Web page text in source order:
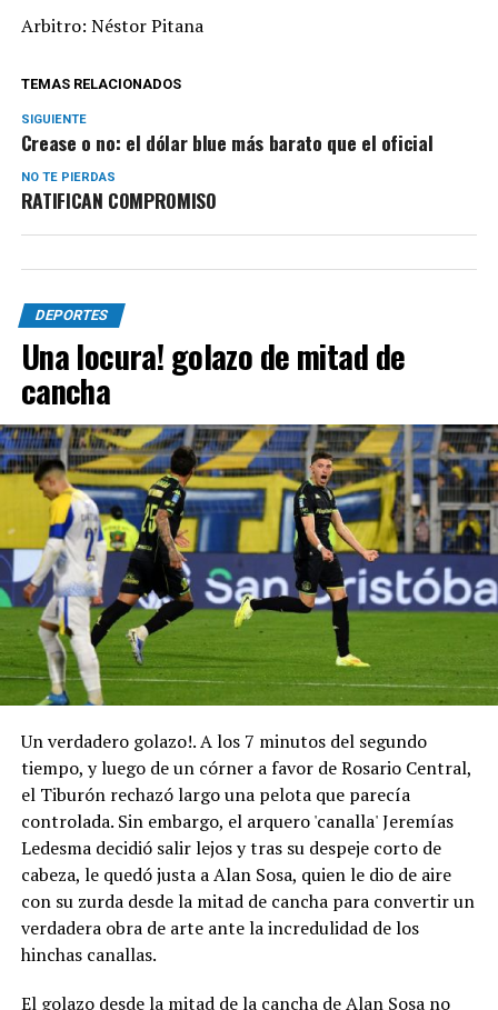
Arbitro: Néstor Pitana
TEMAS RELACIONADOS
SIGUIENTE
Crease o no: el dólar blue más barato que el oficial
NO TE PIERDAS
RATIFICAN COMPROMISO
DEPORTES
Una locura! golazo de mitad de
cancha
Un verdadero golazo!. A los 7 minutos del segundo
tiempo, y luego de un córner a favor de Rosario Central,
el Tiburón rechazó largo una pelota que parecía
controlada. Sin embargo, el arquero 'canalla' Jeremías
Ledesma decidió salir lejos y tras su despeje corto de
cabeza, le quedó justa a Alan Sosa, quien le dio de aire
con su zurda desde la mitad de cancha para convertir un
verdadera obra de arte ante la incredulidad de los
hinchas canallas.
El golazo desde la mitad de la cancha de Alan Sosa no